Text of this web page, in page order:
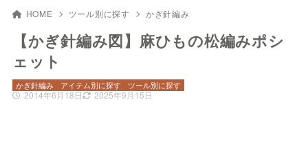
HOME ツール別に探す かぎ針編み
【かぎ針編み図】麻ひもの松編みポシ
ェット
2014年6月18日 2025年9月15日
かぎ針編み アイテム別に探す ツール別に探す